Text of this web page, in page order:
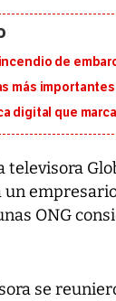
de
más
digital que
televisora
un
ONG
se